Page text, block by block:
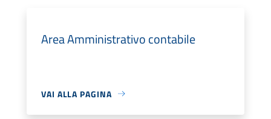
Area Amministrativo contabile
VAI ALLA PAGINA